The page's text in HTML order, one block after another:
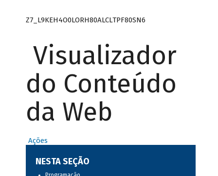
Z7_L9KEH4O0LORH80ALCLTPF80SN6
Visualizador
do Conteúdo
da Web
Ações
NESTA SEÇÃO